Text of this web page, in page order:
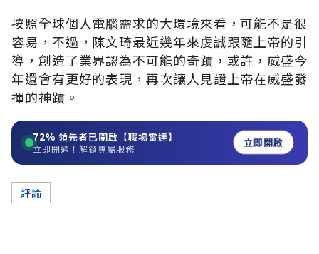
按照全球個人電腦需求的大環境來看，可能不是很
容易，不過，陳文琦最近幾年來虔誠跟隨上帝的引
導，創造了業界認為不可能的奇蹟，或許，威盛今
年還會有更好的表現，再次讓人見證上帝在威盛發
揮的神蹟。
72% 領先者已開啟【職場雷達】
立即開通！解鎖專屬服務 立即開啟
評論